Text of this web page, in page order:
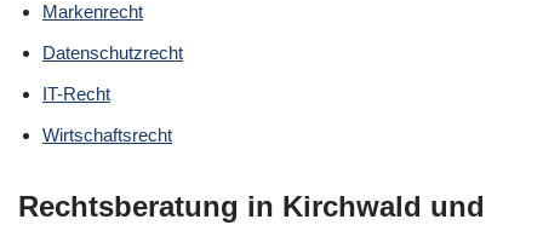
Markenrecht
Datenschutzrecht
IT-Recht
Wirtschaftsrecht
Rechtsberatung in Kirchwald und